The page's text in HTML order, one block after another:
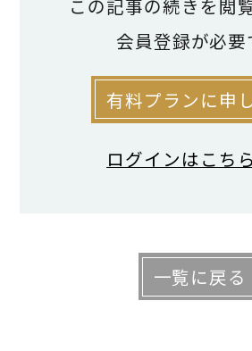
［プロフィール］こにし・
る両親の背中を見て育つ。
年より融資相談や物件管理
この記事の続きを閲
会員登録が必要
有料プランに申
ログインはこち
一覧に戻る